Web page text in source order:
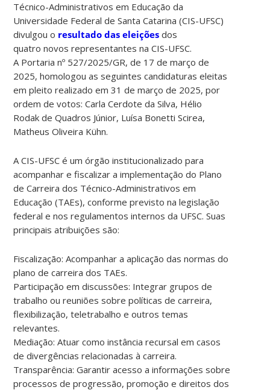
Técnico-Administrativos em Educação da
Universidade Federal de Santa Catarina (CIS-UFSC)
divulgou o resultado das eleições dos
quatro novos representantes na CIS-UFSC.
A Portaria nº 527/2025/GR, de 17 de março de
2025, homologou as seguintes candidaturas eleitas
em pleito realizado em 31 de março de 2025, por
ordem de votos: Carla Cerdote da Silva, Hélio
Rodak de Quadros Júnior, Luísa Bonetti Scirea,
Matheus Oliveira Kühn.
A CIS-UFSC é um órgão institucionalizado para
acompanhar e fiscalizar a implementação do Plano
de Carreira dos Técnico-Administrativos em
Educação (TAEs), conforme previsto na legislação
federal e nos regulamentos internos da UFSC. Suas
principais atribuições são:
Fiscalização: Acompanhar a aplicação das normas do
plano de carreira dos TAEs.
Participação em discussões: Integrar grupos de
trabalho ou reuniões sobre políticas de carreira,
flexibilização, teletrabalho e outros temas
relevantes.
Mediação: Atuar como instância recursal em casos
de divergências relacionadas à carreira.
Transparência: Garantir acesso a informações sobre
processos de progressão, promoção e direitos dos